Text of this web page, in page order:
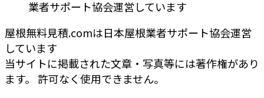
屋根無料見積.comは日本屋根業者サポート協会運営
しています
当サイトに掲載された文章・写真等には著作権があり
ます。 許可なく使用できません。